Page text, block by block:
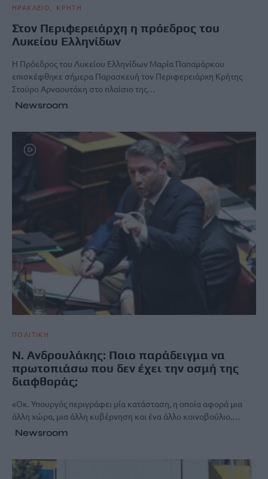
ΗΡΑΚΛΕΙΟ ΚΡΗΤΗ
Στον Περιφερειάρχη η πρόεδρος του
Λυκείου Ελληνίδων
Η Πρόεδρος του Λυκείου Ελληνίδων Μαρία Παπαμάρκου
επισκέφθηκε σήμερα Παρασκευή τον Περιφερειάρχη Κρήτης
Σταύρο Αρναουτάκη στο πλαίσιο της…
Newsroom
ΠΟΛΙΤΙΚΗ
Ν. Ανδρουλάκης: Ποιο παράδειγμα να
πρωτοπιάσω που δεν έχει την οσμή της
διαφθοράς;
«Οκ. Υπουργός περιγράφει μία κατάσταση, η οποία αφορά μια
άλλη χώρα, μια άλλη κυβέρνηση και ένα άλλο κοινοβούλιο.…
Newsroom